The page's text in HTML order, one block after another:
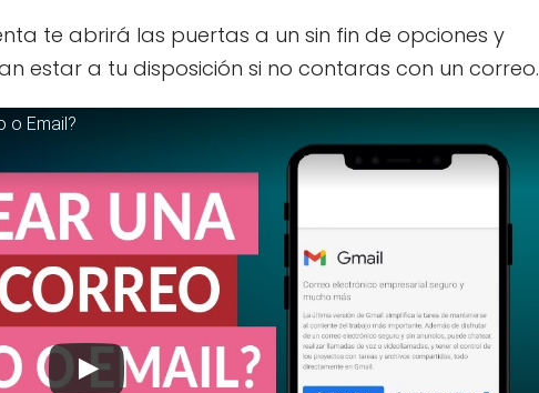
te abrirá las puertas a un sin fin de opciones y
estar a tu disposición si no contaras con un correo.
o Email?